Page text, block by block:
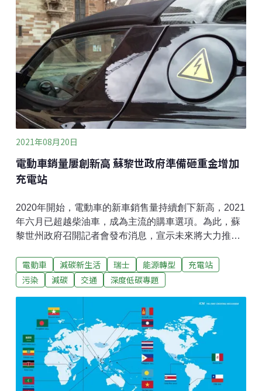
氣候研究所（KNMI）的研究員Geert Jan van
Oldenborgh坦言，過去科學家一直認為已經對熱浪了解
得夠多，但經歷今年夏天的衝擊後，可能必須得承認現
階段人類對這種氣候現象的了解程度仍然不足。熱浪期
間，加拿大位於太平洋沿岸的卑詩省（British
Colombia）在5日內就有將近500人因各式原因喪失性
命，雖然以往熱浪都會造成一定程度的傷亡，今
2021年08月20日
電動車銷量屢創新高 蘇黎世政府準備砸重金增加
充電站
2020年開始，電動車的新車銷售量持續創下新高，2021
年六月已超越柴油車，成為主流的購車選項。為此，蘇
黎世州政府召開記者會發布消息，宣示未來將大力推動
排放占碳排很關鍵的比重，所以毫無疑問地，我們必須
往這個方向前進。」電動新車銷售量超越柴油車 但僅占
市場在疫情之下，並非毫髮無傷，反而發展出深遠的影
響——2020年開始，電動車的新車銷售量持續創下新
高，2021年六月已超越柴油車，成為主流的購車選項。
這也代表瑞士人對於新車的能源需求已經有不一樣的思
維方式。
電動車 減碳新生活 瑞士 能源轉型
充電站
污染
減碳 交通 深度低碳專題